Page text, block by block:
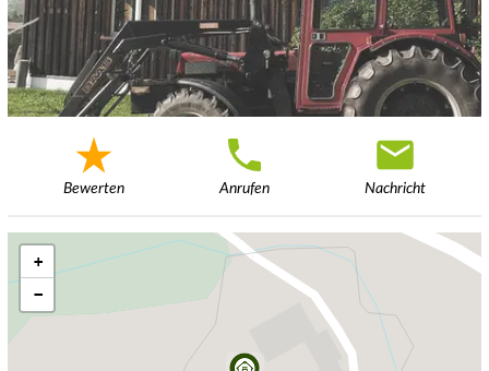
Bewerten Anrufen Nachricht
+
−